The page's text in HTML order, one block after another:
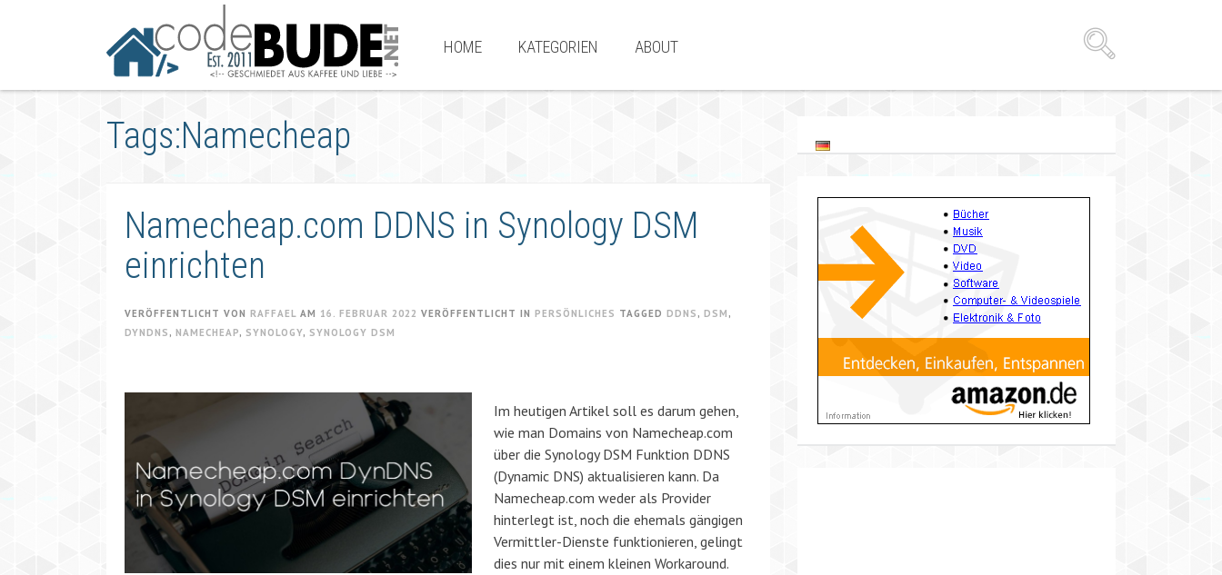
HOME KATEGORIEN ABOUT
Tags:Namecheap
Namecheap.com DDNS in Synology DSM
einrichten
VERÖFFENTLICHT VON RAFFAEL AM 16. FEBRUAR 2022 VERÖFFENTLICHT IN PERSÖNLICHES TAGGED DDNS , DSM ,
DYNDNS , NAMECHEAP, SYNOLOGY, SYNOLOGY DSM
Im heutigen Artikel soll es darum gehen,
wie man Domains von Namecheap.com
über die Synology DSM Funktion DDNS
(Dynamic DNS) aktualisieren kann. Da
Namecheap.com weder als Provider
hinterlegt ist, noch die ehemals gängigen
Vermittler-Dienste funktionieren, gelingt
dies nur mit einem kleinen Workaround.